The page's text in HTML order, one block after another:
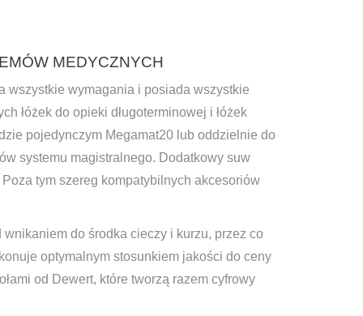
MEDYCZNYCH
wszystkie wymagania i posiada wszystkie
łóżek do opieki długoterminowej i łóżek
pojedynczym Megamat20 lub oddzielnie do
systemu magistralnego. Dodatkowy suw
tym szereg kompatybilnych akcesoriów
do środka cieczy i kurzu, przez co
optymalnym stosunkiem jakości do ceny
od Dewert, które tworzą razem cyfrowy